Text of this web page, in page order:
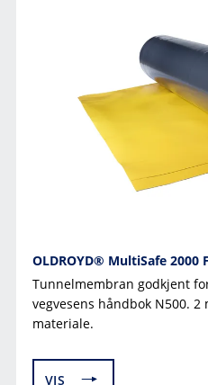
VANN- OG
KONTAKTSTØP
PORTALER
GEOMEMBRANER
RADONSIKRING
ISOLERTE
FORSKALING
ISOLASJON
VA OG MARK
KULEVENTILER
KUMMER
GATEGODS
OVERVANNSRENNER
OLDROYD® MultiSafe 2000
Tunnelmembran godkjent
vegvesens håndbok N500. 2
materiale.
VIS